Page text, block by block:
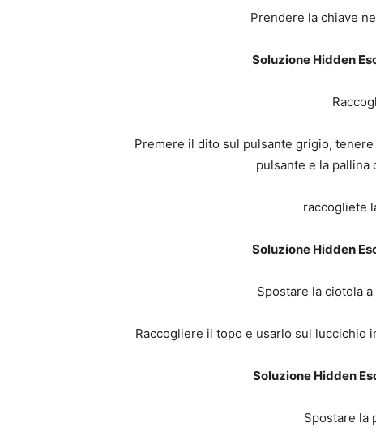
Prendere la chiave
Soluzione Hidden
Premere il dito sul pulsante grigio,
pulsante e la pallina
raccogliete
Soluzione Hidden
Spostare la ciotola
Raccogliere il topo e usarlo sul luccichio
Soluzione Hidden
Spostare la